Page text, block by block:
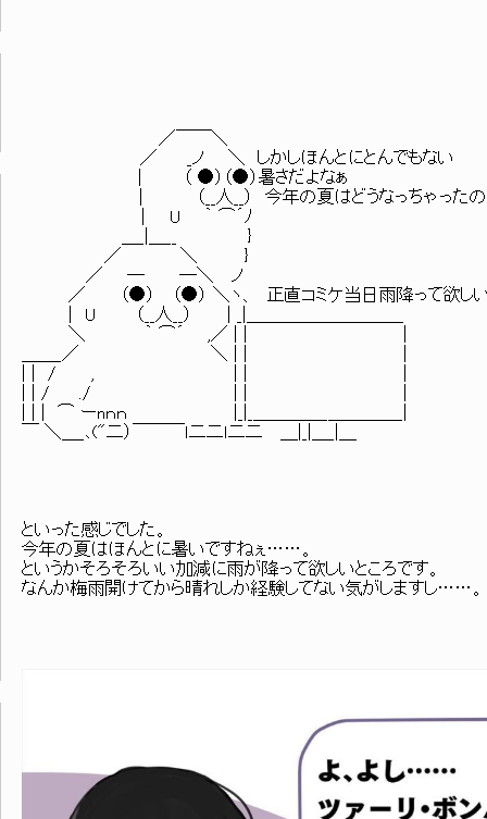
／￣￣＼
／ _ノ ＼ しかしほんとにとんでもない
| （ ●）（●）暑さだよなぁ
| （__人__） 今年の夏はどうなっちゃったの
| U ｀ ⌒´ﾉ
＿_|＿__ }
／ ＼ }
／ ─ ─＼ ノ
／ （●） （●） ＼ヽ、 正直コミケ当日雨降って欲し
| U （__人__） | _|＿＿＿＿＿＿＿＿＿
＼ ｀ ⌒´ ,／ | | |
＿＿_／ ＼ | | |
| | / , | | |
| | / ./ | | |
| | | ⌒ ーnｎｎ |_|_＿＿＿＿_＿＿＿＿_|
￣ ＼＿_､("二）￣￣￣ｌ二二ｌ二二 ＿|_|＿_|＿
といった感じでした。
今年の夏はほんとに暑いですねぇ……。
というかそろそろいい加減に雨が降って欲しいところです。
なんか梅雨開けてから晴れしか経験してない気がしますし……。